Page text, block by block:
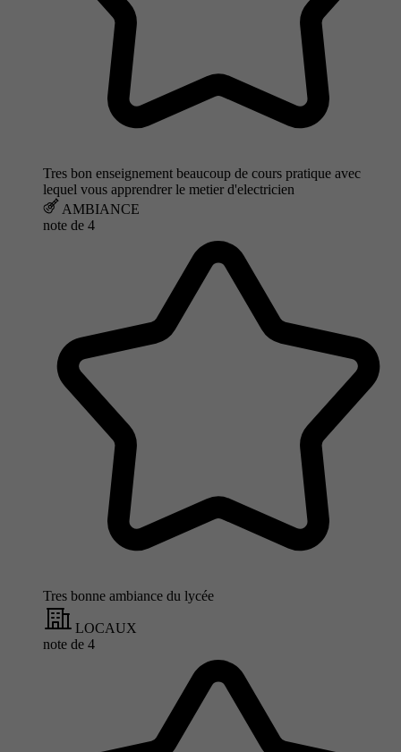
Tres bon enseignement beaucoup de cours pratique avec
lequel vous apprendrer le metier d'electricien
AMBIANCE
note de 4
Tres bonne ambiance du lycée
LOCAUX
note de 4